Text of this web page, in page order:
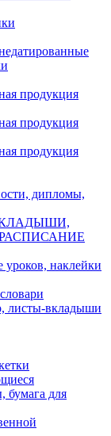
продукция
продукция
продукция
дипломы,
уроков, наклейки
листы-вкладыши
бумага для